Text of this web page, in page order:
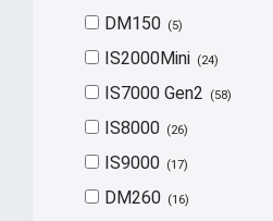
DM150 5
IS2000Mini 24
IS7000 Gen2 58
IS8000 26
IS9000 17
DM260 16